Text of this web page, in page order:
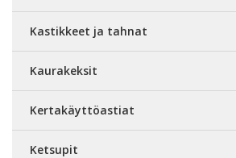
Kastikkeet ja tahnat
Kaurakeksit
Kertakäyttöastiat
Ketsupit